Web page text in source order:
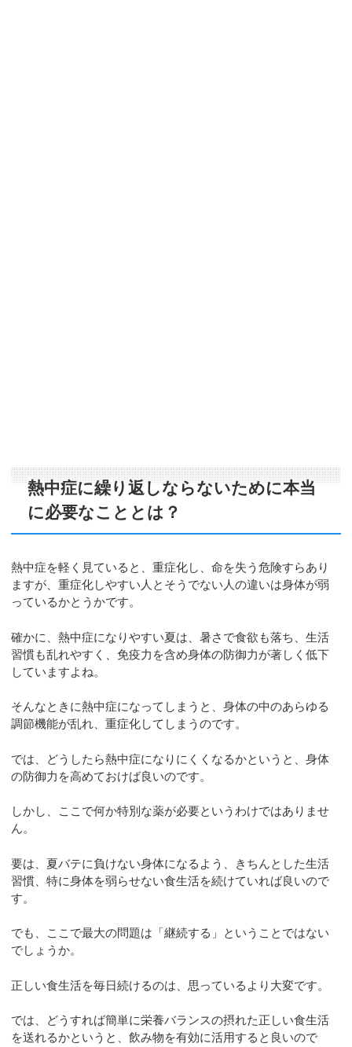
熱中症に繰り返しならないために本当
に必要なこととは？
熱中症を軽く見ていると、重症化し、命を失う危険すらあり
ますが、重症化しやすい人とそうでない人の違いは身体が弱
っているかとうかです。
確かに、熱中症になりやすい夏は、暑さで食欲も落ち、生活
習慣も乱れやすく、免疫力を含め身体の防御力が著しく低下
していますよね。
そんなときに熱中症になってしまうと、身体の中のあらゆる
調節機能が乱れ、重症化してしまうのです。
では、どうしたら熱中症になりにくくなるかというと、身体
の防御力を高めておけば良いのです。
しかし、ここで何か特別な薬が必要というわけではありませ
ん。
要は、夏バテに負けない身体になるよう、きちんとした生活
習慣、特に身体を弱らせない食生活を続けていれば良いので
す。
でも、ここで最大の問題は「継続する」ということではない
でしょうか。
正しい食生活を毎日続けるのは、思っているより大変です。
では、どうすれば簡単に栄養バランスの摂れた正しい食生活
を送れるかというと、飲み物を有効に活用すると良いので